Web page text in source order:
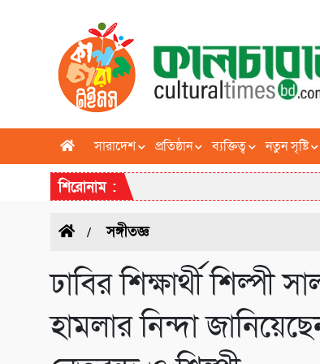
সারাদেশ প্রতিষ্ঠান ব্যক্তিত্ব নতুন সৃষ্টি
শিরোনাম :
সঙ্গীতজ্ঞ
ঢাবির শিক্ষার্থী শিল্পী
হামলার নিন্দা